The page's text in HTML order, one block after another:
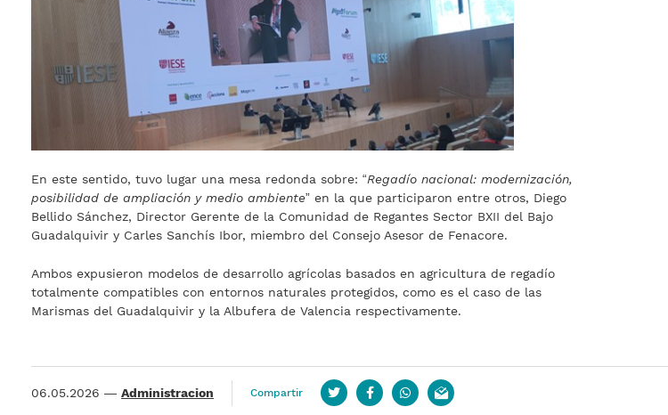
En este sentido, tuvo lugar una mesa redonda sobre: “Regadío nacional: modernización,
posibilidad de ampliación y medio ambiente” en la que participaron entre otros, Diego
Bellido Sánchez, Director Gerente de la Comunidad de Regantes Sector BXII del Bajo
Guadalquivir y Carles Sanchís Ibor, miembro del Consejo Asesor de Fenacore.
Ambos expusieron modelos de desarrollo agrícolas basados en agricultura de regadío
totalmente compatibles con entornos naturales protegidos, como es el caso de las
Marismas del Guadalquivir y la Albufera de Valencia respectivamente.
06.05.2026 — Administracion Compartir TwitterFacebookwhatsapp
email